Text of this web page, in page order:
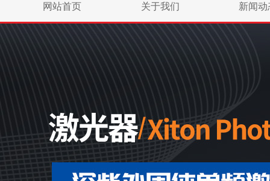
网站首页 关于我们 新闻动